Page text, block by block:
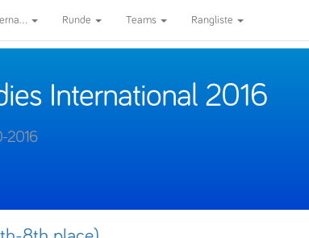
Runde Teams Rangliste
International 2016
2016